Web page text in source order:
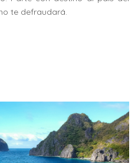
te defraudará.